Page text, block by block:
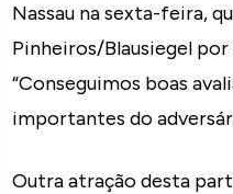
Nassau na sexta-feira,
Pinheiros/Blausiegel por
“Conseguimos boas
importantes do
Outra atração desta